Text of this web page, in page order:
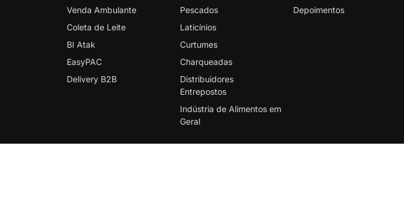
Venda Ambulante
Coleta de Leite
BI Atak
EasyPAC
Delivery B2B
Pescados
Laticínios
Curtumes
Charqueadas
Distribuidores
Entrepostos
Indústria de Alimentos em
Geral
Depoimentos